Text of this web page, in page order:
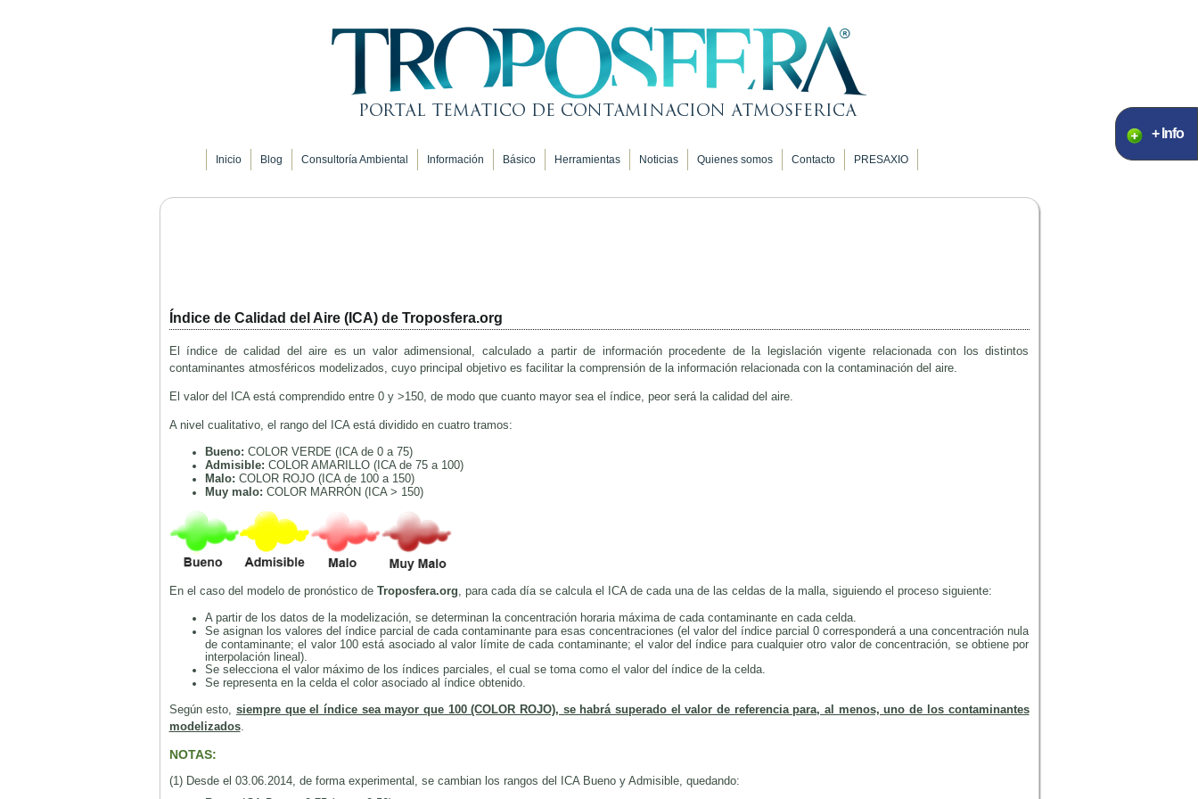
+ Info
Inicio Blog Consultoría Ambiental Información Básico Herramientas Noticias Quienes somos Contacto PRESAXIO
Índice de Calidad del Aire (ICA) de Troposfera.org
El índice de calidad del aire es un valor adimensional, calculado a partir de información procedente de la legislación vigente relacionada con los distintos
contaminantes atmosféricos modelizados, cuyo principal objetivo es facilitar la comprensión de la información relacionada con la contaminación del aire.
El valor del ICA está comprendido entre 0 y >150, de modo que cuanto mayor sea el índice, peor será la calidad del aire.
A nivel cualitativo, el rango del ICA está dividido en cuatro tramos:
Bueno: COLOR VERDE (ICA de 0 a 75)
Admisible: COLOR AMARILLO (ICA de 75 a 100)
Malo: COLOR ROJO (ICA de 100 a 150)
Muy malo: COLOR MARRÓN (ICA > 150)
En el caso del modelo de pronóstico de Troposfera.org , para cada día se calcula el ICA de cada una de las celdas de la malla, siguiendo el proceso siguiente:
A partir de los datos de la modelización, se determinan la concentración horaria máxima de cada contaminante en cada celda.
Se asignan los valores del índice parcial de cada contaminante para esas concentraciones (el valor del índice parcial 0 corresponderá a una concentración nula
de contaminante; el valor 100 está asociado al valor límite de cada contaminante; el valor del índice para cualquier otro valor de concentración, se obtiene por
interpolación lineal).
Se selecciona el valor máximo de los índices parciales, el cual se toma como el valor del índice de la celda.
Se representa en la celda el color asociado al índice obtenido.
Según esto, siempre que el índice sea mayor que 100 (COLOR ROJO), se habrá superado el valor de referencia para, al menos, uno de los contaminantes
modelizados.
NOTAS:
(1) Desde el 03.06.2014, de forma experimental, se cambian los rangos del ICA Bueno y Admisible, quedando: